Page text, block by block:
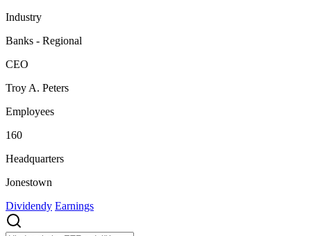
Industry
Banks - Regional
CEO
Troy A. Peters
Employees
160
Headquarters
Jonestown
Dividendy Earnings